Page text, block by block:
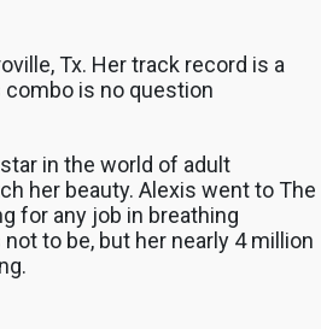
Tx. Her track record is a
combo is no question
in the world of adult
her beauty. Alexis went to The
for any job in breathing
to be, but her nearly 4 million